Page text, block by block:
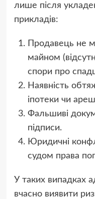
лише після
прикладів:
Продавець не
майном
спори про
Наявність
іпотеки чи
Фальшиві
підписи.
Юридичні
судом права
У таких випадках
вчасно виявити